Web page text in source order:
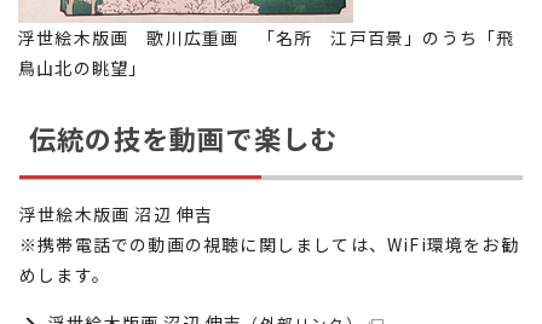
浮世絵木版画 歌川広重画 「名所 江戸百景」のうち「飛
鳥山北の眺望」
伝統の技を動画で楽しむ
浮世絵木版画 沼辺 伸吉
※携帯電話での動画の視聴に関しましては、WiFi環境をお勧
めします。